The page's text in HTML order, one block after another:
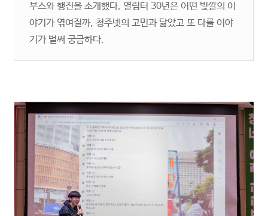
부스와 행진을 소개했다. 열림터 30년은 어떤 빛깔의 이
야기가 엮여질까, 청주넷의 고민과 닮았고 또 다를 이야
기가 벌써 궁금하다.